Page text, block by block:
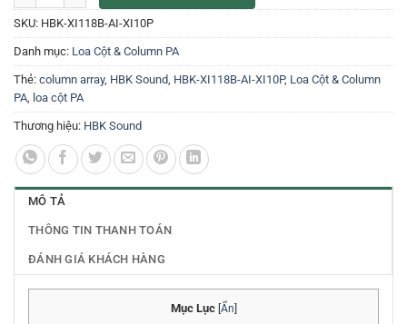
SKU: HBK-XI118B-AI-XI10P
Danh mục: Loa Cột & Column PA
Thẻ: column array, HBK Sound HBK-XI118B-AI-XI10P, Loa Cột & Column
PA loa cột PA
Thương hiệu: HBK Sound
MÔ TẢ
THÔNG TIN THANH TOÁN
ĐÁNH GIÁ KHÁCH HÀNG
Mục Lục Ẩn